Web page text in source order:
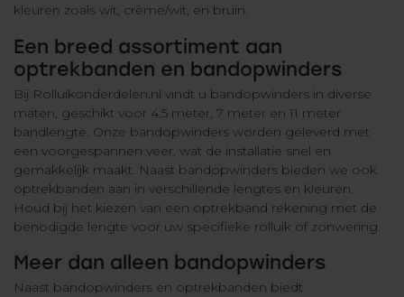
kleuren zoals wit, crème/wit, en bruin.
Een breed assortiment aan
optrekbanden en bandopwinders
Bij Rolluikonderdelen.nl vindt u bandopwinders in diverse
maten, geschikt voor 4,5 meter, 7 meter en 11 meter
bandlengte. Onze bandopwinders worden geleverd met
een voorgespannen veer, wat de installatie snel en
gemakkelijk maakt. Naast bandopwinders bieden we ook
optrekbanden aan in verschillende lengtes en kleuren.
Houd bij het kiezen van een optrekband rekening met de
benodigde lengte voor uw specifieke rolluik of zonwering.
Meer dan alleen bandopwinders
Naast bandopwinders en optrekbanden biedt